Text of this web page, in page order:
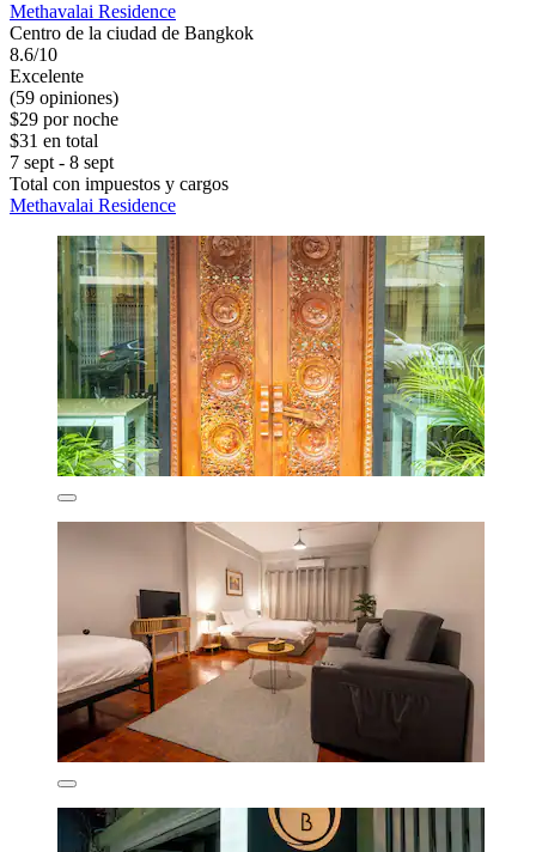
Methavalai Residence
Centro de la ciudad de Bangkok
8.6/10
Excelente
(59 opiniones)
$29 por noche
$31 en total
7 sept - 8 sept
Total con impuestos y cargos
Methavalai Residence